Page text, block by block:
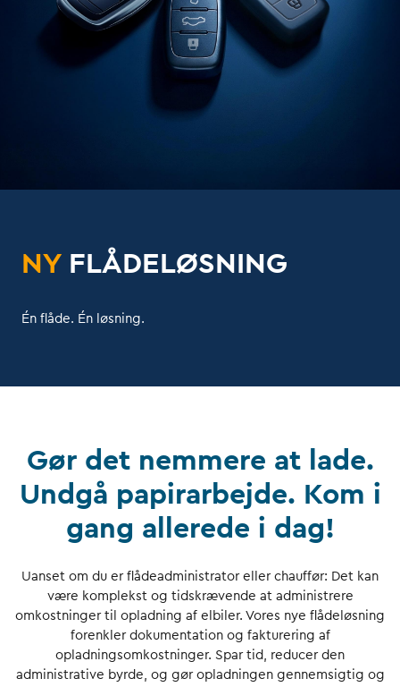
NY FLÅDELØSNING
Én flåde. Én løsning.
Gør det nemmere at lade.
Undgå papirarbejde. Kom i
gang allerede i dag!
Uanset om du er flådeadministrator eller chauffør: Det kan
være komplekst og tidskrævende at administrere
omkostninger til opladning af elbiler. Vores nye flådeløsning
forenkler dokumentation og fakturering af
opladningsomkostninger. Spar tid, reducer den
administrative byrde, og gør opladningen gennemsigtig og